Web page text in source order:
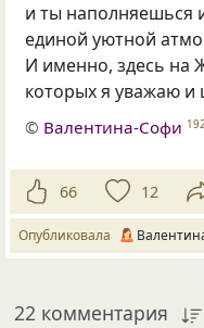
и ты наполняешься
единой уютной
И именно, здесь на
которых я уважаю и
© Валентина-Софи
66 12
Опубликовала
22 комментария